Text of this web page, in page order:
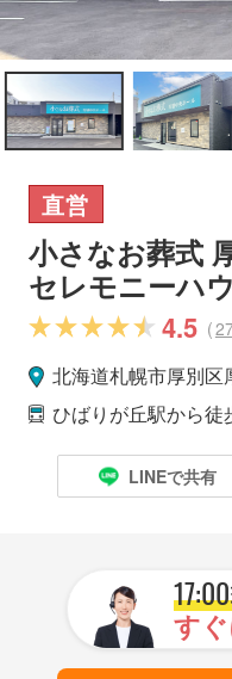
直営
小さなお葬式
セレモニーハ
4.5 (
北海道札幌市厚別区
ひばりが丘駅から徒
LINEで共有
17:00
す